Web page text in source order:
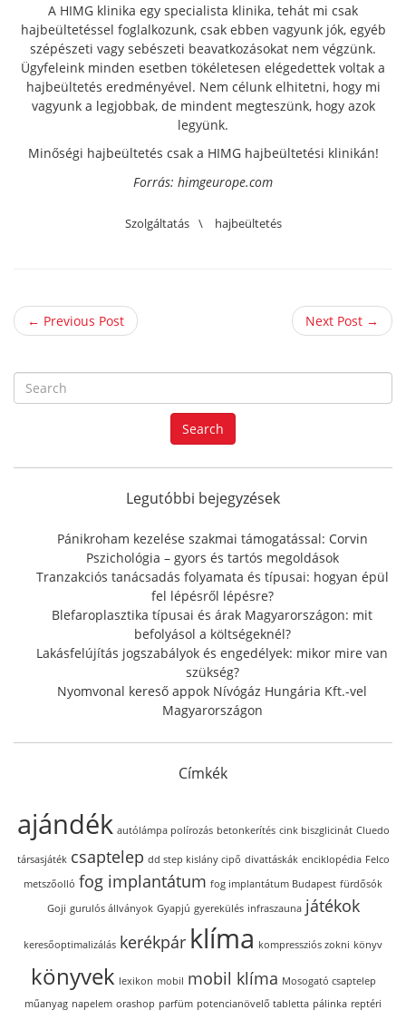
A HIMG klinika egy specialista klinika, tehát mi csak
hajbeültetéssel foglalkozunk, csak ebben vagyunk jók, egyéb
szépészeti vagy sebészeti beavatkozásokat nem végzünk.
Ügyfeleink minden esetben tökéletesen elégedettek voltak a
hajbeültetés eredményével. Nem célunk elhitetni, hogy mi
vagyunk a legjobbak, de mindent megteszünk, hogy azok
legyünk.
Minőségi hajbeültetés csak a HIMG hajbeültetési klinikán!
Forrás: himgeurope.com
Szolgáltatás \ hajbeültetés
← Previous Post Next Post →
e
a
r
f
r
:
Search
Legutóbbi bejegyzések
Pánikroham kezelése szakmai támogatással: Corvin
Pszichológia – gyors és tartós megoldások
Tranzakciós tanácsadás folyamata és típusai: hogyan épül
fel lépésről lépésre?
Blefaroplasztika típusai és árak Magyarországon: mit
befolyásol a költségeknél?
Lakásfelújítás jogszabályok és engedélyek: mikor mire van
szükség?
Nyomvonal kereső appok Nívógáz Hungária Kft.-vel
Magyarországon
Címkék
ajándék autólámpa polírozás betonkerítés cink biszglicinát Cluedo
társasjáték csaptelep dd step kislány cipő divattáskák enciklopédia Felco
metszőolló fog implantátum fog implantátum Budapest fürdősók
Goji gurulós állványok Gyapjú gyerekülés infraszauna játékok
keresőoptimalizálás kerékpár klíma kompressziós zokni könyv
könyvek lexikon mobil mobil klíma Mosogató csaptelep
műanyag napelem orashop parfüm potencianövelő tabletta pálinka reptéri